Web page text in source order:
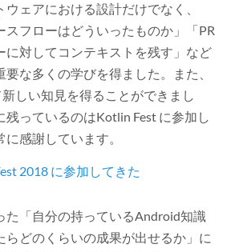
ウェアにおける設計だけでなく、
スフローはどういったものか」「PR
に対してコンテキストを残す」など
要な多くの学びを得ました。また、
しい知見を得ることができまし
残っているのはKotlin Fest に参加し
感謝しています。
2018 に参加してきた
た「自分の持っているAndroid知識
らどのくらいの成果が出せるか」に